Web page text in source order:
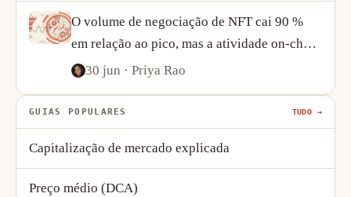
O volume de negociação de NFT cai 90 %
em relação ao pico, mas a atividade on-chain
conta uma história mais complexa
30 jun · Priya Rao
GUIAS POPULARES TUDO →
Capitalização de mercado explicada
Preço médio (DCA)